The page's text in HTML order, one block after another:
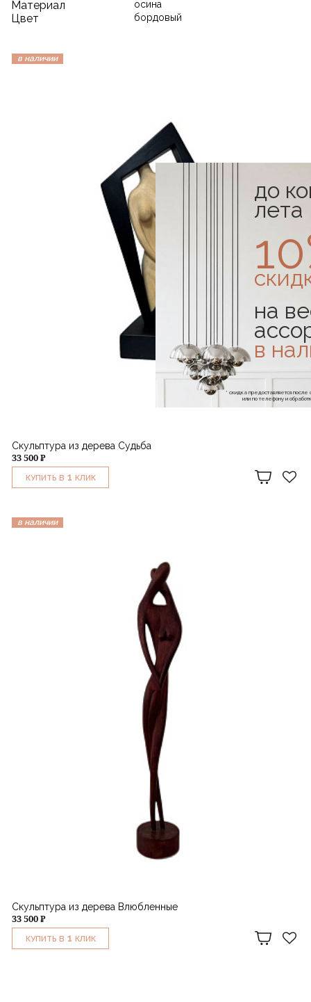
Материал осина
Цвет бордовый
в наличии
Скульптура из дерева Судьба
33 500 ₽
КУПИТЬ В 1 КЛИК
в наличии
Скульптура из дерева Влюбленные
33 500 ₽
КУПИТЬ В 1 КЛИК
до
лета
на
в
* скидка предоставляется
или по телефону и